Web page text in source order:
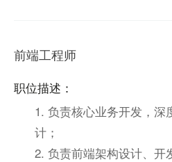
前端工程师
职位描述：
1. 负责核心业务开发，深
计；
2. 负责前端架构设计、开